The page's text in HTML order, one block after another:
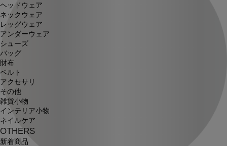
ヘッドウェア
ネックウェア
レッグウェア
アンダーウェア
シューズ
バッグ
財布
ベルト
アクセサリ
その他
雑貨小物
インテリア小物
ネイルケア
OTHERS
新着商品